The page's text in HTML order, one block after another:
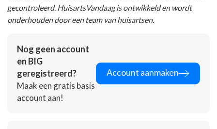
gecontroleerd. HuisartsVandaag is ontwikkeld en wordt
onderhouden door een team van huisartsen.
Nog geen account
en BIG
geregistreerd?
Maak een gratis basis
account aan!
Account aanmaken